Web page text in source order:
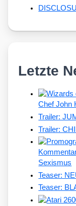
Letzte
Chef John
Trailer:
Trailer:
Sexismus
Teaser:
Teaser: